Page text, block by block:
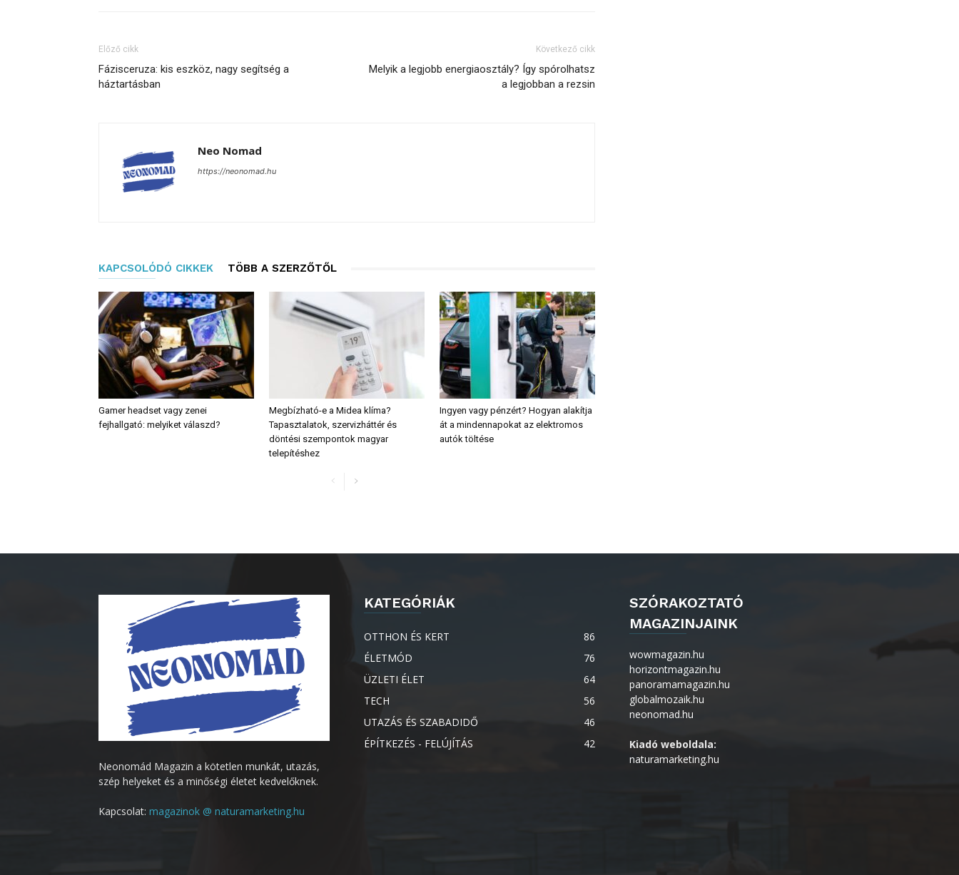
Előző cikk
Fázisceruza: kis eszköz, nagy segítség a
háztartásban
Következő cikk
Melyik a legjobb energiaosztály? Így spórolhatsz
a legjobban a rezsin
Neo Nomad
https://neonomad.hu
KAPCSOLÓDÓ CIKKEK TÖBB A SZERZŐTŐL
Gamer headset vagy zenei
fejhallgató: melyiket válaszd?
Megbízható-e a Midea klíma?
Tapasztalatok, szervizháttér és
döntési szempontok magyar
telepítéshez
Ingyen vagy pénzért? Hogyan alakítja
át a mindennapokat az elektromos
autók töltése
Neonomád Magazin a kötetlen munkát, utazás,
szép helyeket és a minőségi életet kedvelőknek.
Kapcsolat: magazinok @ naturamarketing.hu
KATEGÓRIÁK
OTTHON ÉS KERT
86
ÉLETMÓD
76
ÜZLETI ÉLET
64
TECH
56
UTAZÁS ÉS SZABADIDŐ
46
ÉPÍTKEZÉS - FELÚJÍTÁS
42
SZÓRAKOZTATÓ
MAGAZINJAINK
wowmagazin.hu
horizontmagazin.hu
panoramamagazin.hu
globalmozaik.hu
neonomad.hu
Kiadó weboldala:
naturamarketing.hu